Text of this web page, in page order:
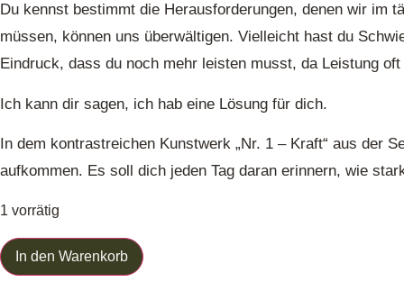
Du kennst bestimmt die Herausforderungen, denen wir im
müssen, können uns überwältigen. Vielleicht hast du
Eindruck, dass du noch mehr leisten musst, da Leistung
Ich kann dir sagen, ich hab eine Lösung für dich.
In dem kontrastreichen Kunstwerk „Nr. 1 – Kraft“ aus der
aufkommen. Es soll dich jeden Tag daran erinnern, wie
1 vorrätig
In den Warenkorb